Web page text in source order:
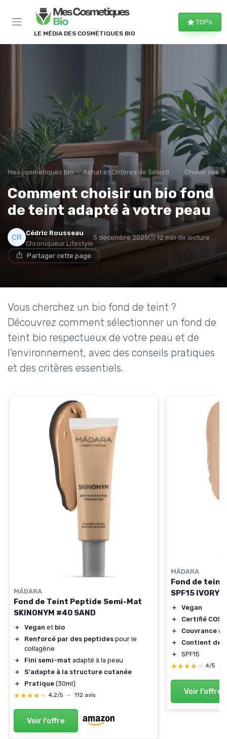
LE MÉDIA DES COSMÉTIQUES BIO
TOPs
Mes cosmetiques bio Achat et Critères de Sélection Choisir ses
Comment choisir un bio fond
de teint adapté à votre peau
Cédric Rousseau
Chroniqueur Lifestyle
5 décembre 2025 12 min de lecture
Partager cette page
Vous cherchez un bio fond de teint ?
Découvrez comment sélectionner un fond de
teint bio respectueux de votre peau et de
l’environnement, avec des conseils pratiques
et des critères essentiels.
MÁDARA
Fond de Teint Peptide Semi-Mat
SKINONYM #40 SAND
＋ Vegan et bio
＋
Renforcé par des peptides pour le
collagène
＋
Fini semi-mat adapté à la peau
＋
S'adapte à la structure cutanée
＋
Pratique (30ml)
★★★★★
★★★★★ 4,2/5 — 112 avis
Voir l'offre
MÁDARA
Fond de teint
SPF15 IVORY
＋
Vegan
＋
Certifié
＋
Couvrance
＋
Contient de
＋
SPF15
★★★★★
★★★★★ 4/5 —
Voir l'offre
Panneau de gestion des cookies